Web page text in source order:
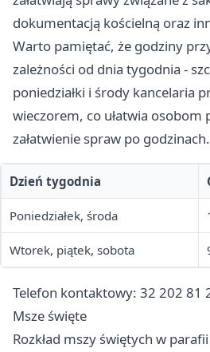
dokumentacją kościelną oraz
Warto pamiętać, że godziny
zależności od dnia tygodnia -
poniedziałki i środy kancelaria
wieczorem, co ułatwia osobom
załatwienie spraw po godzinach.
Dzień tygodnia
Poniedziałek, środa
Wtorek, piątek, sobota
Telefon kontaktowy: 32 202 81
Msze święte
Rozkład mszy świętych w